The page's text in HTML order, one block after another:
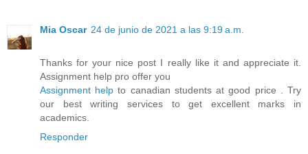
Mia Oscar 24 de junio de 2021 a las 9:19 a.m.
Thanks for your nice post I really like it and appreciate it.
Assignment help pro offer you
Assignment help to canadian students at good price . Try
our best writing services to get excellent marks in
academics.
Responder